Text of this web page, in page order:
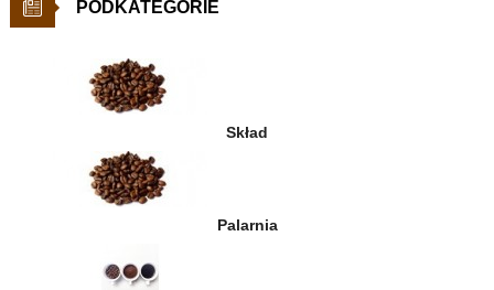
PODKATEGORIE
Skład
Palarnia